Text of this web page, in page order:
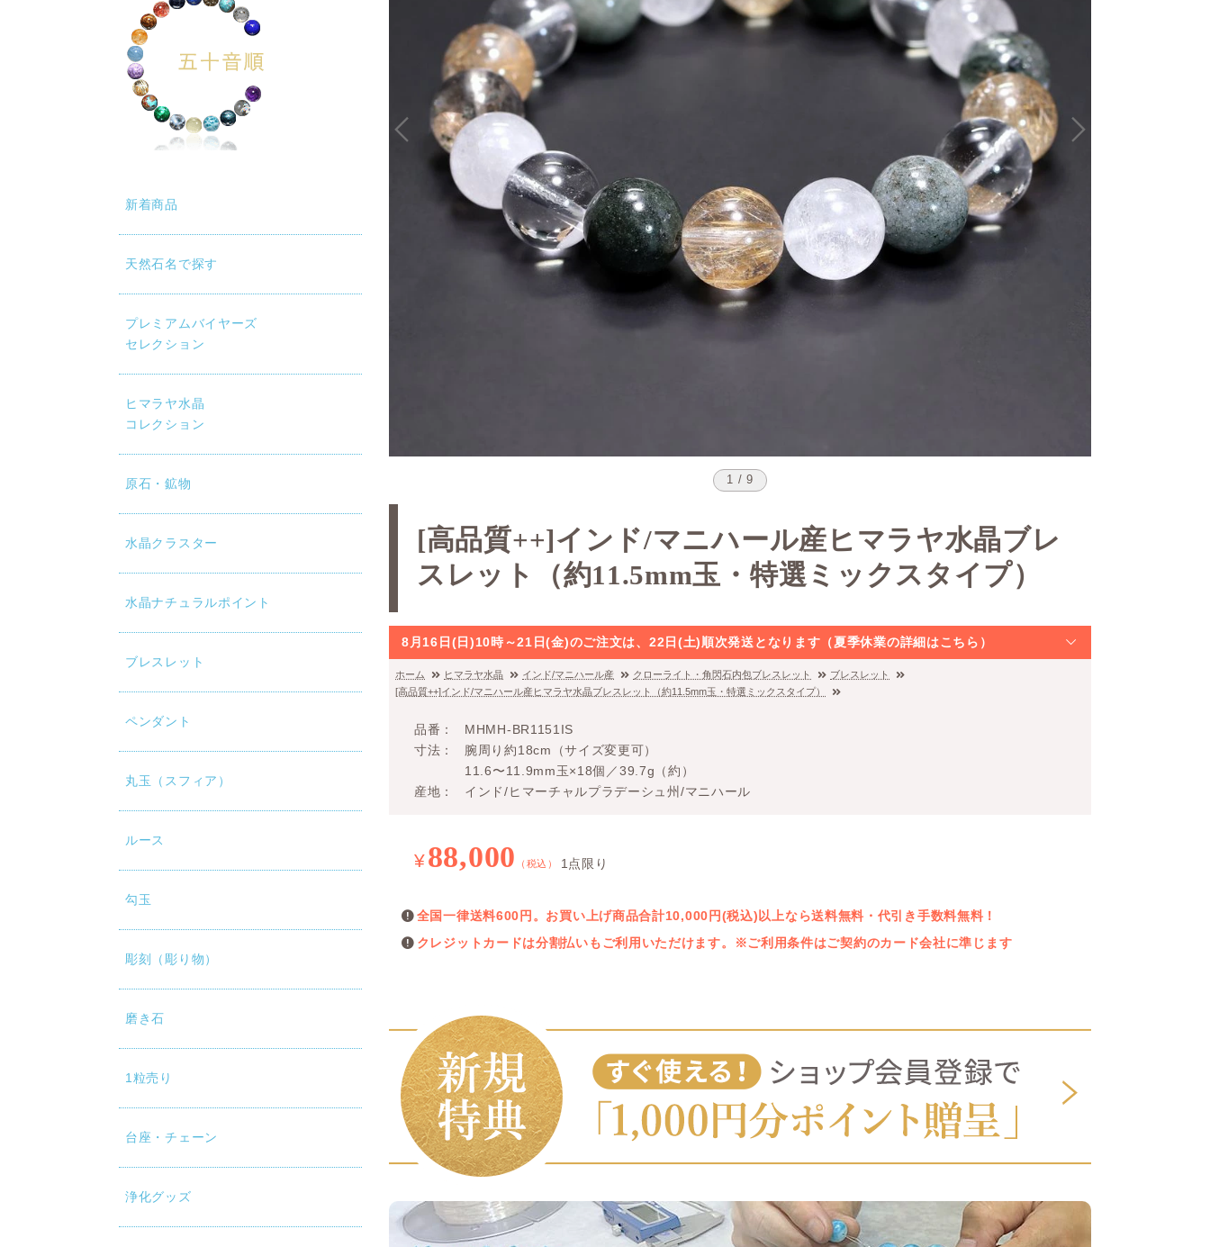
新着商品
天然石名で探す
プレミアムバイヤーズ
セレクション
ヒマラヤ水晶
コレクション
原石・鉱物
水晶クラスター
水晶ナチュラルポイント
ブレスレット
ペンダント
丸玉（スフィア）
ルース
勾玉
彫刻（彫り物）
磨き石
1粒売り
台座・チェーン
浄化グッズ
再生時に画質が低い場合は、設定（⚙）から「1080p HD」
1 / 9
[高品質++]インド/マニハール産ヒマラヤ水晶ブレ
スレット（約11.5mm玉・特選ミックスタイプ）
8月16日(日)10時～21日(金)のご注文は、22日(土)順次発送となります（夏季休業の詳細はこちら）
ホーム ヒマラヤ水晶 インド/マニハール産 クローライト・角閃石内包ブレスレット
ブレスレット
[高品質++]インド/マニハール産ヒマラヤ水晶ブレスレット（約11.5mm玉・特選ミックスタイプ）
品番
MHMH-BR1151IS
寸法
腕周り約18cm（サイズ変更可）
11.6〜11.9mm玉×18個／39.7g（約）
産地
インド/ヒマーチャルプラデーシュ州/マニハール
¥88,000 （税込） 1点限り
全国一律送料600円。お買い上げ商品合計10,000円(税込)以上なら送料無料・代引き手数料無料！
クレジットカードは分割払いもご利用いただけます。※ご利用条件はご契約のカード会社に準じます